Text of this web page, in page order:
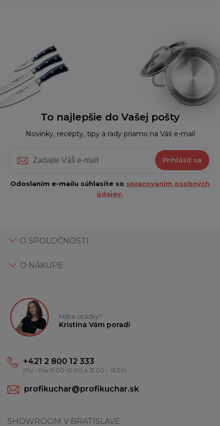
To najlepšie do Vašej pošty
Novinky, recepty, tipy a rady priamo na Váš e-mail
Prihlásiť sa
Odoslaním e-mailu súhlasíte so spracovaním osobných
údajov.
O SPOLOČNOSTI
O NÁKUPE
Máte otázky?
Kristína Vám poradí
+421 2 800 12 333
(Po - Pia: 9:00-12:00 a 13:00 - 16:30)
profikuchar@profikuchar.sk
SHOWROOM V BRATISLAVE